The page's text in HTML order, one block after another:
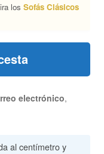
los Sofás Clásicos
electrónico,
al centímetro y